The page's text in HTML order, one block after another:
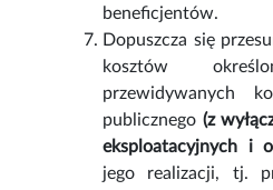
beneficjentów.
Dopuszcza się
kosztów
przewidywanych
publicznego (z
eksploatacyjnych i
jego realizacji, tj.